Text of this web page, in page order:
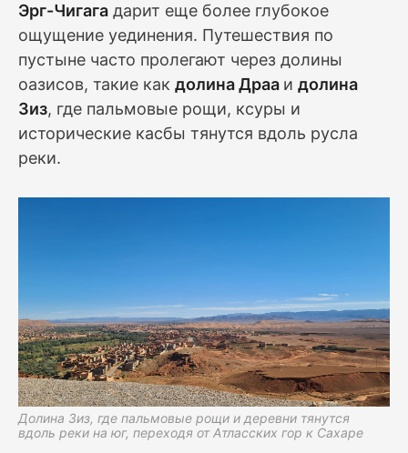
Эрг-Чигага дарит еще более глубокое
ощущение уединения. Путешествия по
пустыне часто пролегают через долины
оазисов, такие как долина Драа и долина
Зиз, где пальмовые рощи, ксуры и
исторические касбы тянутся вдоль русла
реки.
Долина Зиз, где пальмовые рощи и деревни тянутся
вдоль реки на юг, переходя от Атласских гор к Сахаре